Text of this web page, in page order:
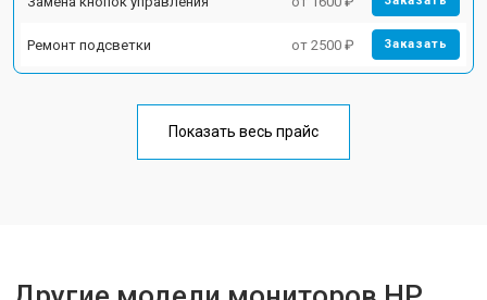
Ремонт подсветки от 2500 ₽ Заказать
Показать весь прайс